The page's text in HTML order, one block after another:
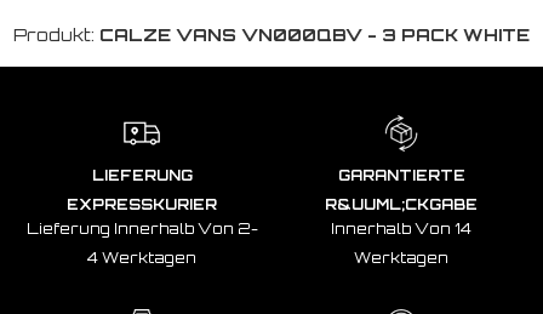
Produkt: CALZE VANS VN000QBV - 3 PACK WHITE
LIEFERUNG
EXPRESSKURIER
Lieferung Innerhalb Von 2-
4 Werktagen
GARANTIERTE
R&UUML;CKGABE
Innerhalb Von 14
Werktagen